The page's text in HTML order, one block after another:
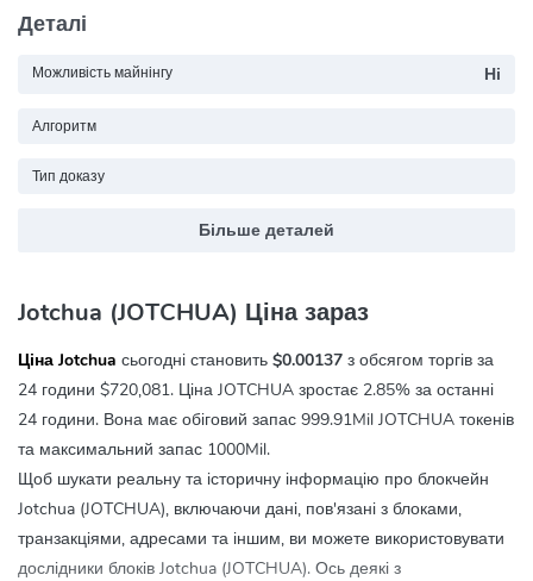
Деталі
Можливість майнінгу Ні
Алгоритм
Тип доказу
Більше деталей
Jotchua (JOTCHUA) Ціна зараз
Ціна Jotchua сьогодні становить $0.00137 з обсягом торгів за
24 години $720,081. Ціна JOTCHUA зростає 2.85% за останні
24 години. Вона має обіговий запас 999.91Mil JOTCHUA токенів
та максимальний запас 1000Mil.
Щоб шукати реальну та історичну інформацію про блокчейн
Jotchua (JOTCHUA), включаючи дані, пов'язані з блоками,
транзакціями, адресами та іншим, ви можете використовувати
дослідники блоків Jotchua (JOTCHUA). Ось деякі з